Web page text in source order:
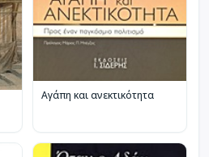
Αγάπη και ανεκτικότητα